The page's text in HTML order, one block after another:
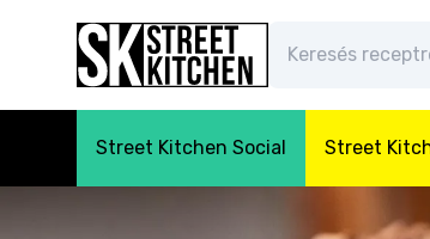
Street Kitchen Social Street